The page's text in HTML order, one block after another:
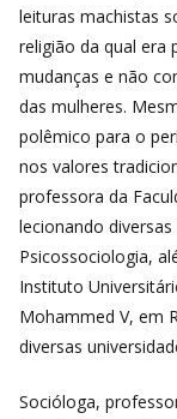
leituras machistas
religião da qual era
mudanças e não
das mulheres.
polêmico para o
nos valores
professora da
lecionando
Psicossociologia,
Instituto
Mohammed V, em
diversas
Socióloga,